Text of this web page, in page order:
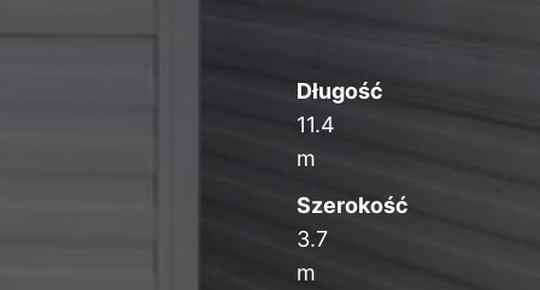
Długość
11.4
m
Szerokość
3.7
m